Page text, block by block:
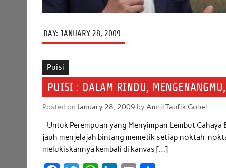
DAY: JANUARY 28, 2009
Puisi
PUISI : DALAM RINDU,
Posted on January 28, 2009 by Amril Taufik Gobel
–Untuk Perempuan yang Menyimpan Lembut
jauh menjelajah bintang memetik setiap noktah-
melukiskannya kembali di kanvas […]